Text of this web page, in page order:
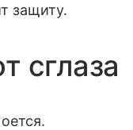
защиту.
сглаза